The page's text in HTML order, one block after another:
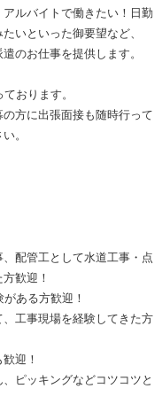
ルバイトで働きたい！日勤
いといった御要望など、
のお仕事を提供します。
おります。
方に出張面接も随時行って
。
配管工として水道工事・点
歓迎！
ある方歓迎！
工事現場を経験してきた方
迎！
ピッキングなどコツコツと